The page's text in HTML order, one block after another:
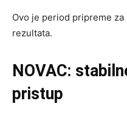
Ovo je period pripreme
rezultata.
NOVAC:
pristup